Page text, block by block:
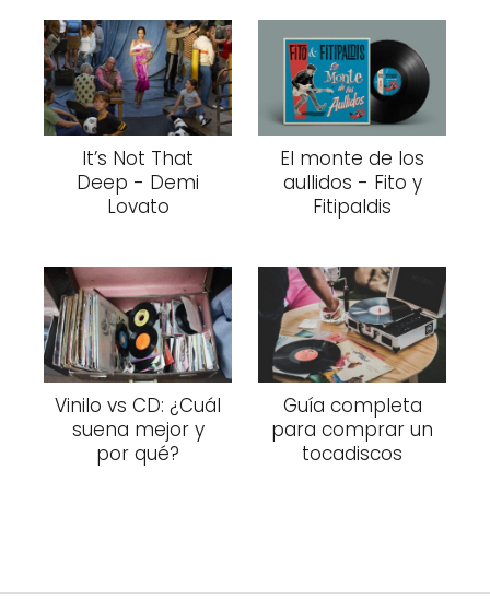
It’s Not That
Deep - Demi
Lovato
El monte de los
aullidos - Fito y
Fitipaldis
Vinilo vs CD: ¿Cuál
suena mejor y
por qué?
Guía completa
para comprar un
tocadiscos